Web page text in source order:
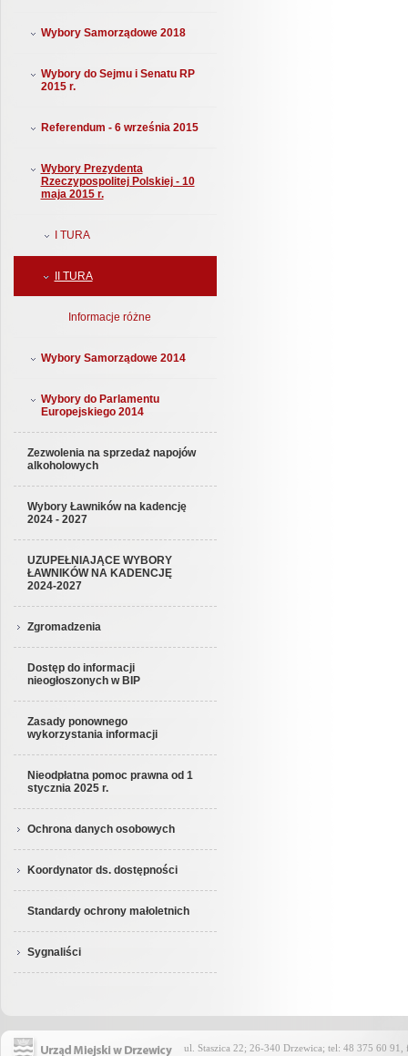
Wybory Samorządowe 2018
Wybory do Sejmu i Senatu RP
2015 r.
Referendum - 6 września 2015
Wybory Prezydenta
Rzeczypospolitej Polskiej - 10
maja 2015 r.
I TURA
II TURA
Informacje różne
Wybory Samorządowe 2014
Wybory do Parlamentu
Europejskiego 2014
Zezwolenia na sprzedaż napojów
alkoholowych
Wybory Ławników na kadencję
2024 - 2027
UZUPEŁNIAJĄCE WYBORY
ŁAWNIKÓW NA KADENCJĘ
2024-2027
Zgromadzenia
Dostęp do informacji
nieogłoszonych w BIP
Zasady ponownego
wykorzystania informacji
Nieodpłatna pomoc prawna od 1
stycznia 2025 r.
Ochrona danych osobowych
Koordynator ds. dostępności
Standardy ochrony małoletnich
Sygnaliści
ul. Staszica 22; 26-340 Drzewica; tel: 48 375 60